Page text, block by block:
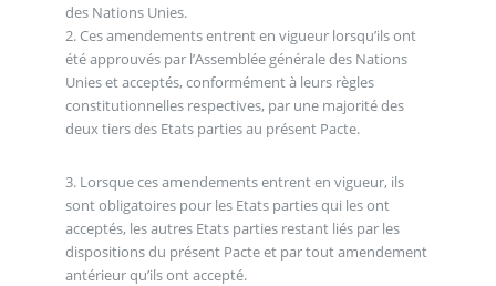
des Nations Unies.
2. Ces amendements entrent en vigueur lorsqu’ils ont
été approuvés par l’Assemblée générale des Nations
Unies et acceptés, conformément à leurs règles
constitutionnelles respectives, par une majorité des
deux tiers des Etats parties au présent Pacte.
3. Lorsque ces amendements entrent en vigueur, ils
sont obligatoires pour les Etats parties qui les ont
acceptés, les autres Etats parties restant liés par les
dispositions du présent Pacte et par tout amendement
antérieur qu’ils ont accepté.